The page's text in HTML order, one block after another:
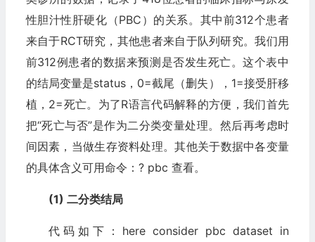
性胆汁性肝硬化（PBC）的关系。其中前312个患者
来自于RCT研究，其他患者来自于队列研究。我们用
前312例患者的数据来预测是否发生死亡。这个表中
的结局变量是status，0=截尾（删失），1=接受肝移
植，2=死亡。为了R语言代码解释的方便，我们首先
把“死亡与否”是作为二分类变量处理。然后再考虑时
间因素，当做生存资料处理。其他关于数据中各变量
的具体含义可用命令：? pbc 查看。
(1) 二分类结局
代码如下：here consider pbc dataset in